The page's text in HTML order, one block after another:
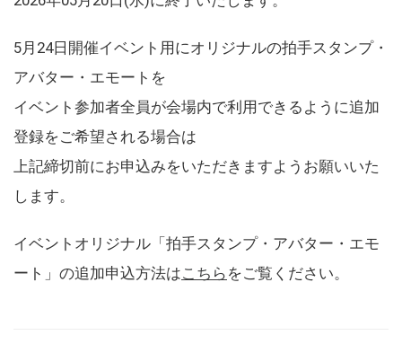
5月24日開催イベント用にオリジナルの拍手スタンプ・
アバター・エモートを
イベント参加者全員が会場内で利用できるように追加
登録をご希望される場合は
上記締切前にお申込みをいただきますようお願いいた
します。
イベントオリジナル「拍手スタンプ・アバター・エモ
ート」の追加申込方法はこちら をご覧ください。